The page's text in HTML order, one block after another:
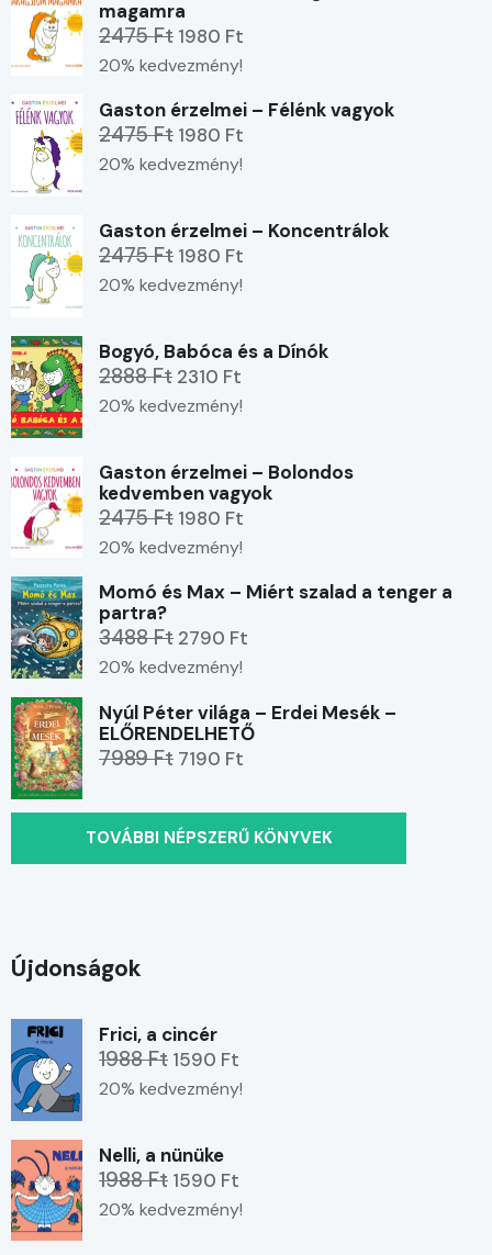
magamra
2475 Ft 1980 Ft
20% kedvezmény!
Gaston érzelmei – Félénk vagyok
2475 Ft 1980 Ft
20% kedvezmény!
Gaston érzelmei – Koncentrálok
2475 Ft 1980 Ft
20% kedvezmény!
Bogyó, Babóca és a Dínók
2888 Ft 2310 Ft
20% kedvezmény!
Gaston érzelmei – Bolondos
kedvemben vagyok
2475 Ft 1980 Ft
20% kedvezmény!
Momó és Max – Miért szalad a tenger a
partra?
3488 Ft 2790 Ft
20% kedvezmény!
Nyúl Péter világa – Erdei Mesék –
ELŐRENDELHETŐ
7989 Ft 7190 Ft
TOVÁBBI NÉPSZERŰ KÖNYVEK
Újdonságok
Frici, a cincér
1988 Ft 1590 Ft
20% kedvezmény!
Nelli, a nünüke
1988 Ft 1590 Ft
20% kedvezmény!